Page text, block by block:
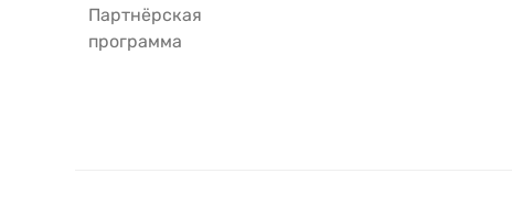
Партнёрская
программа